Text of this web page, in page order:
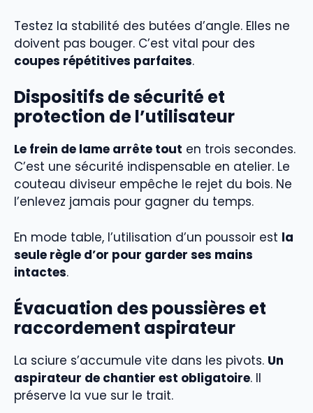
Testez la stabilité des butées d’angle. Elles ne
doivent pas bouger. C’est vital pour des
coupes répétitives parfaites.
Dispositifs de sécurité et
protection de l’utilisateur
Le frein de lame arrête tout en trois secondes.
C’est une sécurité indispensable en atelier. Le
couteau diviseur empêche le rejet du bois. Ne
l’enlevez jamais pour gagner du temps.
En mode table, l’utilisation d’un poussoir est la
seule règle d’or pour garder ses mains
intactes.
Évacuation des poussières et
raccordement aspirateur
La sciure s’accumule vite dans les pivots. Un
aspirateur de chantier est obligatoire. Il
préserve la vue sur le trait.